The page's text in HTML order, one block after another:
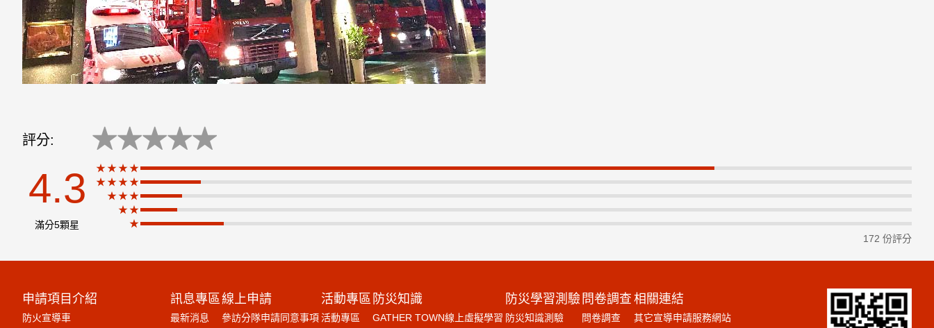
評分: ★★★★★
4.3
滿分5顆星
★★★★
★
★★★★
★★★
★★
★
172 份評分
申請項目介紹
防火宣導車
訊息專區
最新消息
線上申請
參訪分隊申請同意事項
活動專區
活動專區
防災知識
GATHER TOWN線上虛擬學習
防災學習測驗
防災知識測驗
問卷調查
問卷調查
相關連結
其它宣導申請服務網站